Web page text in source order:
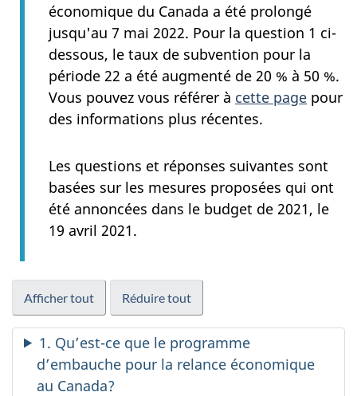
économique du Canada a été prolongé
jusqu'au 7 mai 2022. Pour la question 1 ci-
dessous, le taux de subvention pour la
période 22 a été augmenté de 20 % à 50 %.
Vous pouvez vous référer à cette page pour
des informations plus récentes.
Les questions et réponses suivantes sont
basées sur les mesures proposées qui ont
été annoncées dans le budget de 2021, le
19 avril 2021.
Afficher tout Réduire tout
1. Qu’est-ce que le programme
d’embauche pour la relance économique
au Canada?